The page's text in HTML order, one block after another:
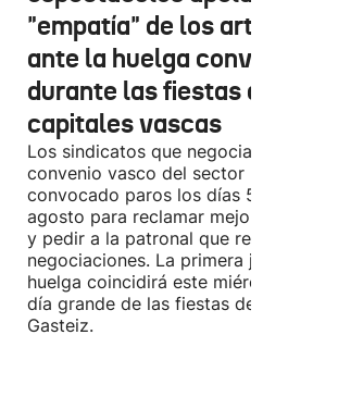
"empatía" de los artistas
ante la huelga convocada
durante las fiestas de las
capitales vascas
Los sindicatos que negocian el
convenio vasco del sector han
convocado paros los días 5, 14 y 26
agosto para reclamar mejoras
y pedir a la patronal que retome las
negociaciones. La primera jornada de
huelga coincidirá este miércoles con
día grande de las fiestas de Vitoria-
Gasteiz.